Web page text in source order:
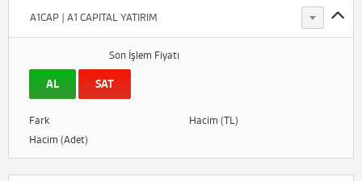
A1CAP | A1 CAPITAL YATIRIM
Son İşlem Fiyatı
AL SAT
Fark
Hacim (TL)
Hacim (Adet)